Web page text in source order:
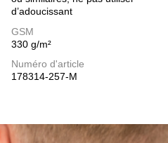
d’adoucissant
GSM
330 g/m²
Numéro d'article
178314-257-M